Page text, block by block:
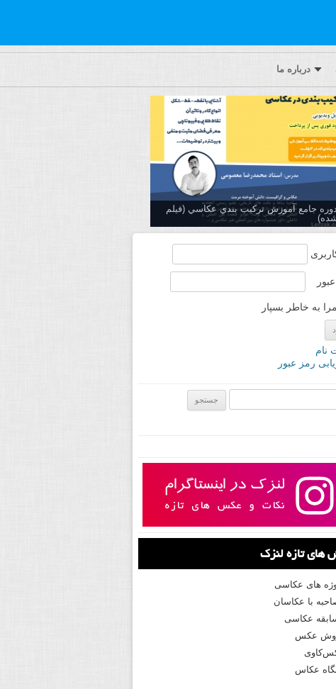
درباره ما
دوره جامع آموزش تركيب بندي عكاسي (فیلم
مرا به خاطر بسپار
نام
رمز عبور
های تازه لنزک
های عکاسی
با عکاسان
عکاسی
عکس
عکاس